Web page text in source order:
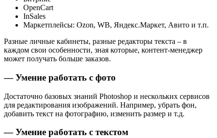
OpenCart
InSales
Маркетплейсы: Ozon, WB, Яндекс.Маркет, Авито и т.п.
Разные личные кабинеты, разные редакторы текста – в
каждом свои особенности, зная которые, контент-менеджер
может получать больше заказов.
— Умение работать с фото
Достаточно базовых знаний Photoshop и нескольких сервисов
для редактирования изображений. Например, убрать фон,
добавить текст на фотографию, изменить размер и т.д.
— Умение работать с текстом